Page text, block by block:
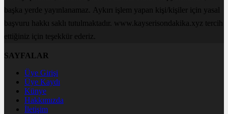
başka yerde yayınlanamaz. Aykırı işlem yapan kişi/kişiler için yasal
başvuru hakkı saklı tutulmaktadır. www.kayserisondakika.xyz tercih
ettiğiniz için teşekkür ederiz.
SAYFALAR
Üye Girişi
Üye Kaydı
Künye
Hakkımızda
İletişim